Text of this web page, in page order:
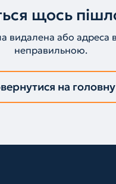
щось
видалена або адреса
неправильною.
на головну